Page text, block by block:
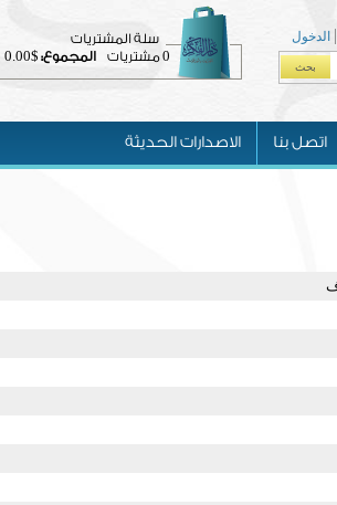
الدخول
سلة المشتريات
0مشتريات المجموع: $0.00
اتصل بنا الاصدارات الحديثة